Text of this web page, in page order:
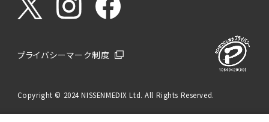
プライバシーマーク制度
Copyright © 2024 NISSENMEDIX Ltd. All Rights Reserved.